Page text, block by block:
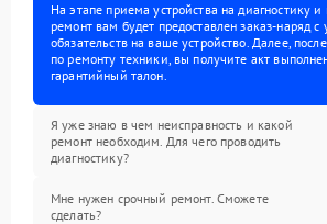
На этапе приема устройства на диагностику
ремонт вам будет предоставлен заказ-наряд
обязательств на ваше устройство. Далее,
по ремонту техники, вы получите акт
гарантийный талон.
Я уже знаю в чем неисправность и какой
ремонт необходим. Для чего проводить
диагностику?
Мне нужен срочный ремонт. Сможете
сделать?